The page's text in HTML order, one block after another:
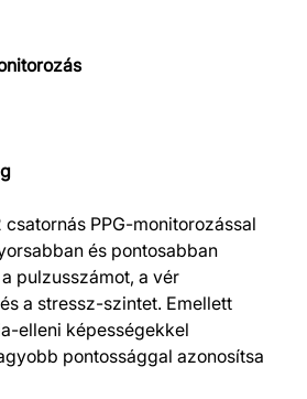
csatornás PPG-monitorozással
és pontosabban
pulzusszámot, a vér
a stressz-szintet. Emellett
elleni képességekkel
pontossággal azonosítsa